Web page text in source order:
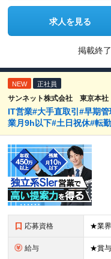
求人を見る
掲載終
NEW 正社員
サンネット株式会社 東京本社
IT営業#大手直取引#早期
業月9h以下#土日祝休#転
応募資格
給与